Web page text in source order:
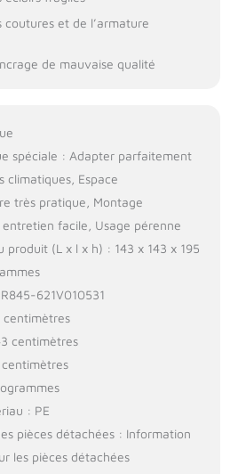
coutures et de l’armature
de mauvaise qualité
spéciale : Adapter parfaitement
climatiques, Espace
très pratique, Montage
facile, Usage pérenne
produit (L x l x h) : 143 x 143 x 195
621V010531
centimètres
centimètres
: PE
pièces détachées : Information
les pièces détachées